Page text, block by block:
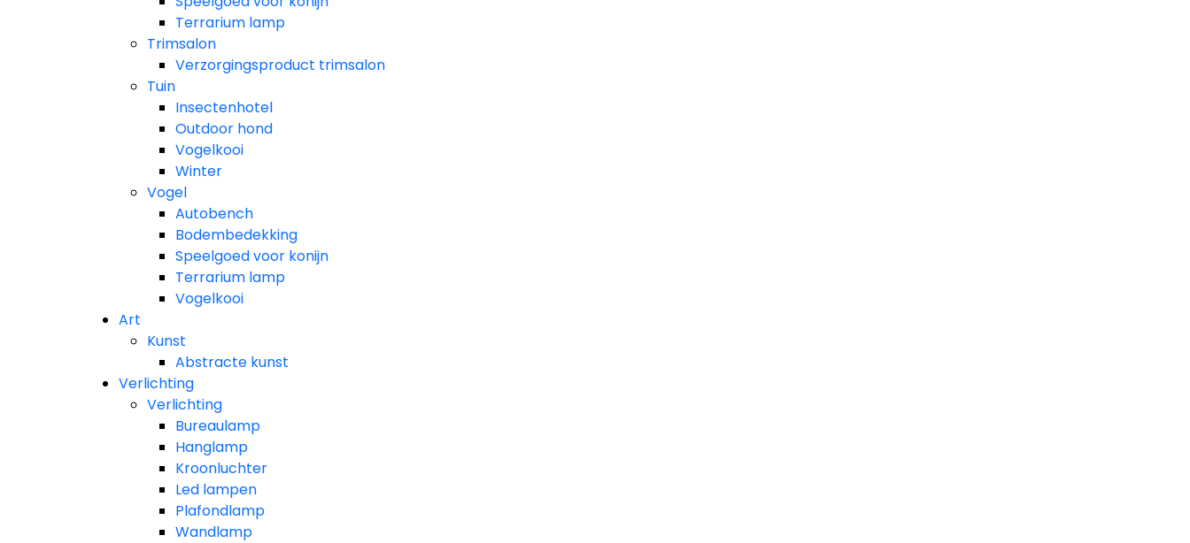
Terrarium lamp
Trimsalon
Verzorgingsproduct trimsalon
Tuin
Insectenhotel
Outdoor hond
Vogelkooi
Winter
Vogel
Autobench
Bodembedekking
Speelgoed voor konijn
Terrarium lamp
Vogelkooi
Art
Kunst
Abstracte kunst
Verlichting
Verlichting
Bureaulamp
Hanglamp
Kroonluchter
Led lampen
Plafondlamp
Wandlamp